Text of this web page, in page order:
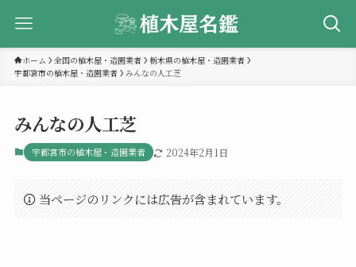
ホーム 全国の植木屋・造園業者
栃木県の植木屋・造園業者
宇都宮市の植木屋・造園業者
みんなの人工芝
みんなの人工芝
宇都宮市の植木屋・造園業者 2024年2月1日
当ページのリンクには広告が含まれています。